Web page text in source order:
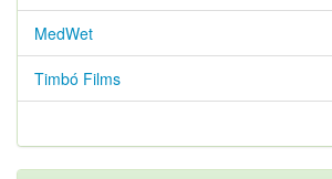
MedWet
Timbó Films